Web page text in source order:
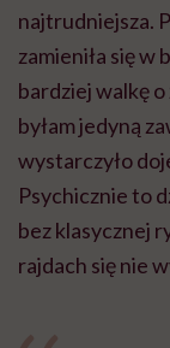
najtrudniejsza.
zamieniła się w
bardziej walkę
byłam jedyną
wystarczyło
Psychicznie to
bez klasycznej
rajdach się nie